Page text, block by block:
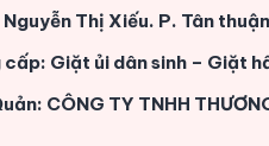
Thị Xiếu. P. Tân
cấp: Giặt ủi dân sinh – Giặt
CÔNG TY TNHH